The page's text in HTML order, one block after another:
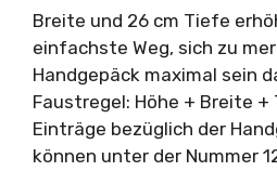
Breite und 26 cm Tiefe
einfachste Weg, sich zu
Handgepäck maximal sein
Faustregel: Höhe + Breite +
Einträge bezüglich der
können unter der Nummer